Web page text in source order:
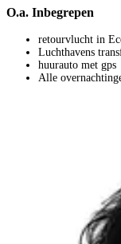
O.a. Inbegrepen
retourvlucht in
Luchthavens
huurauto met gps
Alle